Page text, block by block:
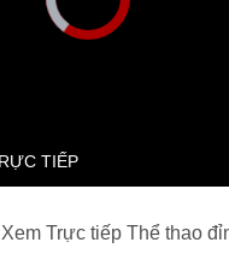
thao đỉnh cao